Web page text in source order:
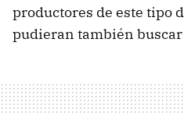
productores de este tipo
pudieran también